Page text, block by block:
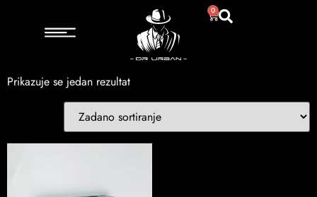
0
/ Proizvod Model / Oldtimer
Oldtimer
Prikazuje se jedan rezultat